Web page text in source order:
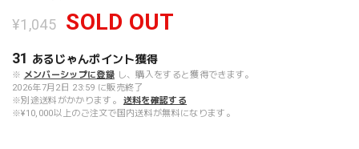
¥1,045 SOLD OUT
31 あるじゃんポイント獲得
※ メンバーシップに登録 し、購入をすると獲得できます。
2026年7月2日 23:59 に販売終了
※別途送料がかかります。
送料を確認する
※¥10,000以上のご注文で国内送料が無料になります。